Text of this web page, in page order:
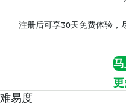
注册后可享30天免费体验，
难易度